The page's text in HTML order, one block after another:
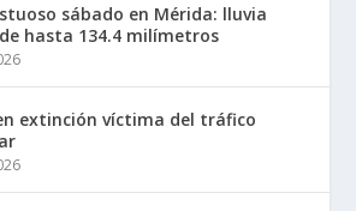
sábado en Mérida: lluvia
hasta 134.4 milímetros
extinción víctima del tráfico